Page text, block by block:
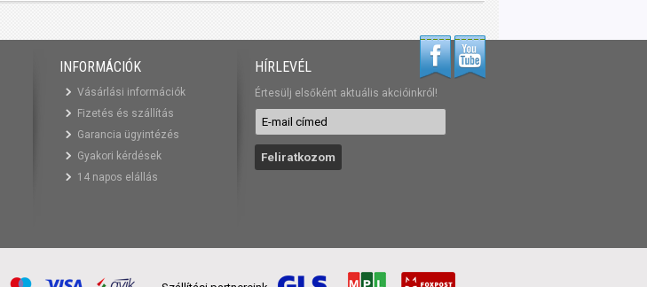
INFORMÁCIÓK
Vásárlási információk
Fizetés és szállítás
Garancia ügyintézés
Gyakori kérdések
14 napos elállás
HÍRLEVÉL
Értesülj elsőként aktuális akcióinkról!